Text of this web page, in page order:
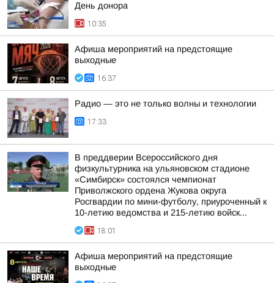
День донора
10:35
Афиша мероприятий на предстоящие
выходные
16:37
Радио — это не только волны и технологии
17:33
В преддверии Всероссийского дня
физкультурника на ульяновском стадионе
«Симбирск» состоялся чемпионат
Приволжского ордена Жукова округа
Росгвардии по мини-футболу, приуроченный к
10-летию ведомства и 215-летию войск...
18:01
Афиша мероприятий на предстоящие
выходные